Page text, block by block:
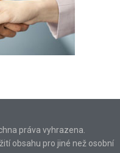
práva vyhrazena.
obsahu pro jiné než osobní